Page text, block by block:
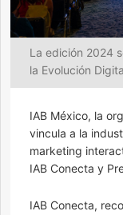
La edición 2024
la Evolución
IAB México, la
vincula a la
marketing
IAB Conecta y
IAB Conecta,